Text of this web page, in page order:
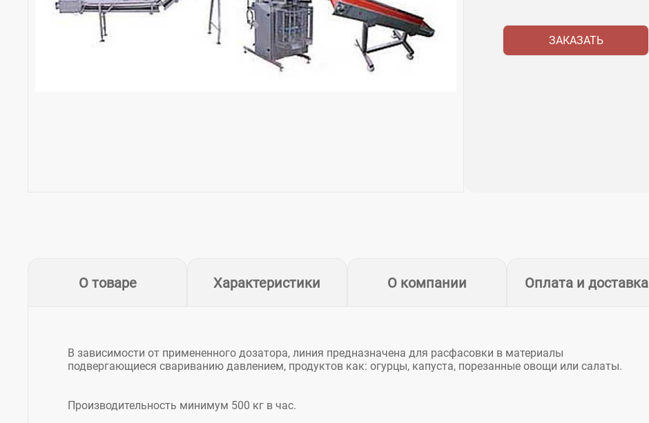
ЗАКАЗАТЬ
О товаре Характеристики О компании Оплата и доставка
В зависимости от примененного дозатора, линия предназначена для расфасовки в материалы
подвергающиеся свариванию давлением, продуктов как: огурцы, капуста, порезанные овощи или салаты.
Производительность минимум 500 кг в час.